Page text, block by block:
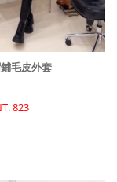
毛皮外套
823